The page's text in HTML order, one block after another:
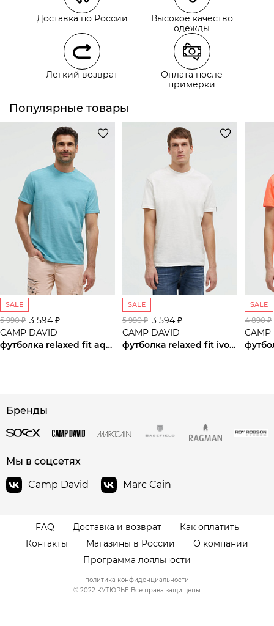
Самовывоз из пункта выдачи СДЭК
Самовывоз из наших магазинов
Курьерская доставка СДЭК
Самовывоз из пункта выдачи СДЭК
Доставка по России
Высокое качество
одежды
Легкий возврат
Оплата после
примерки
Популярные товары
SALE
5 990 ₽ 3 594 ₽
CAMP DAVID
футболка relaxed fit aqua
SALE
5 990 ₽ 3 594 ₽
CAMP DAVID
футболка relaxed fit ivory
SALE
4 890 ₽
CAMP
Бренды
Мы в соцсетях
Camp David
Marc Cain
FAQ Доставка и возврат
Как оплатить
Контакты
Магазины в России
О компании
Программа лояльности
© 2022 КУТЮРЬЕ Все права защищены
политика конфиденциальности